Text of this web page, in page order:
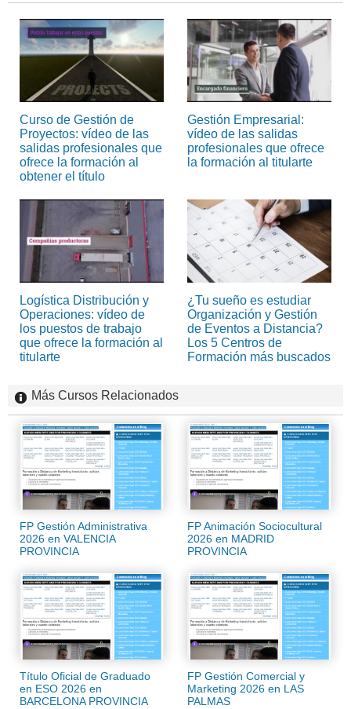
Curso de Gestión de
Proyectos: vídeo de las
salidas profesionales que
ofrece la formación al
obtener el título
Gestión Empresarial:
vídeo de las salidas
profesionales que ofrece
la formación al titularte
Logística Distribución y
Operaciones: vídeo de
los puestos de trabajo
que ofrece la formación al
titularte
¿Tu sueño es estudiar
Organización y Gestión
de Eventos a Distancia?
Los 5 Centros de
Formación más buscados
Más Cursos Relacionados
FP Gestión Administrativa
2026 en VALENCIA
PROVINCIA
FP Animación Sociocultural
2026 en MADRID
PROVINCIA
Título Oficial de Graduado
en ESO 2026 en
BARCELONA PROVINCIA
FP Gestión Comercial y
Marketing 2026 en LAS
PALMAS